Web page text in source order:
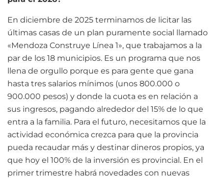
En diciembre de 2025 terminamos de licitar las
últimas casas de un plan puramente social llamado
«Mendoza Construye Línea 1», que trabajamos a la
par de los 18 municipios. Es un programa que nos
llena de orgullo porque es para gente que gana
hasta tres salarios mínimos (unos 800.000 o
900.000 pesos) y donde la cuota es en relación a
sus ingresos, pagando alrededor del 15% de lo que
entra a la familia. Para el futuro, necesitamos que la
actividad económica crezca para que la provincia
pueda recaudar más y destinar dineros propios, ya
que hoy el 100% de la inversión es provincial. En el
primer trimestre habrá novedades con nuevas